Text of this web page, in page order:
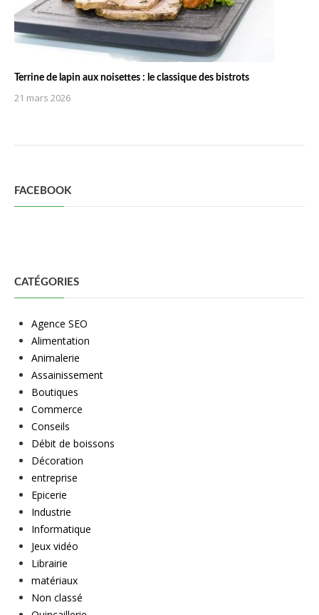
Terrine de lapin aux noisettes : le classique des bistrots
21 mars 2026
FACEBOOK
CATÉGORIES
Agence SEO
Alimentation
Animalerie
Assainissement
Boutiques
Commerce
Conseils
Débit de boissons
Décoration
entreprise
Epicerie
Industrie
Informatique
Jeux vidéo
Librairie
matériaux
Non classé